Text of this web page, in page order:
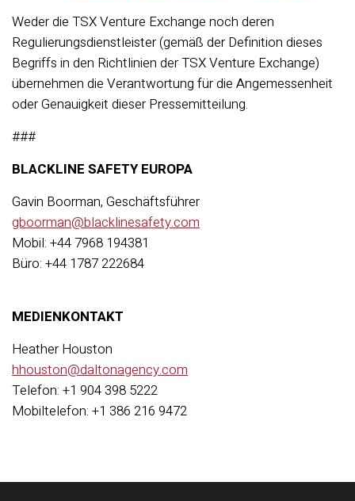
Weder die TSX Venture Exchange noch deren
Regulierungsdienstleister (gemäß der Definition dieses
Begriffs in den Richtlinien der TSX Venture Exchange)
übernehmen die Verantwortung für die Angemessenheit
oder Genauigkeit dieser Pressemitteilung.
###
BLACKLINE SAFETY EUROPA
Gavin Boorman, Geschäftsführer
gboorman@blacklinesafety.com
Mobil: +44 7968 194381
Büro: +44 1787 222684
MEDIENKONTAKT
Heather Houston
hhouston@daltonagency.com
Telefon: +1 904 398 5222
Mobiltelefon: +1 386 216 9472